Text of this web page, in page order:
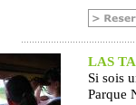
LAS
Si sois
Parque